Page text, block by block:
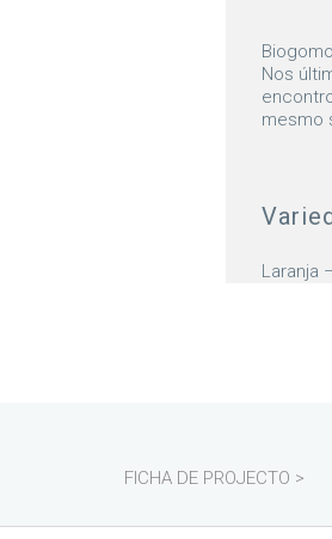
Nos
mesmo
Laranja
FICHA DE PROJECTO >